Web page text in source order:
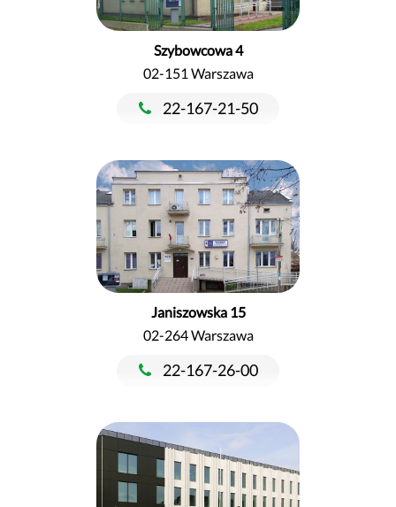
Szybowcowa 4
02-151 Warszawa
22-167-21-50
Janiszowska 15
02-264 Warszawa
22-167-26-00